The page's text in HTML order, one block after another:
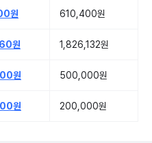
원 610,400원
원 1,826,132원
원 500,000원
원 200,000원